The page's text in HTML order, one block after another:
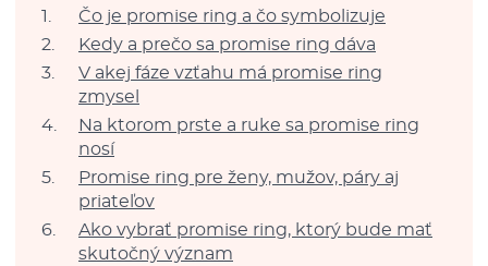
Čo je promise ring a čo symbolizuje
Kedy a prečo sa promise ring dáva
V akej fáze vzťahu má promise ring
zmysel
Na ktorom prste a ruke sa promise ring
nosí
Promise ring pre ženy, mužov, páry aj
priateľov
Ako vybrať promise ring, ktorý bude mať
skutočný význam